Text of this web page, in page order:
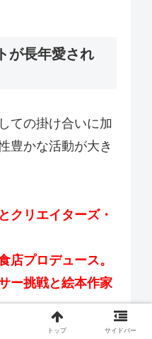
が長年愛され
ての掛け合いに加
豊かな活動が大き
クリエイターズ・
店プロデュース。
ー挑戦と絵本作家
トップ サイドバー